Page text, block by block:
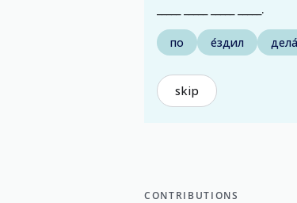
_____ _____ _____ _____.
по е́здил
skip
CONTRIBUTIONS